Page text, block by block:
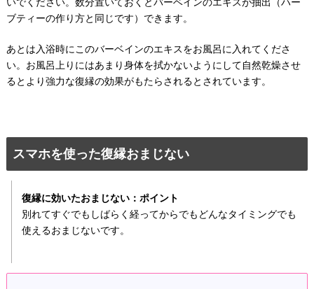
ブティーの作り方と同じです）できます。
あとは入浴時にこのバーベインのエキスをお風呂に入れてくださ
い。お風呂上りにはあまり身体を拭かないようにして自然乾燥させ
るとより強力な復縁の効果がもたらされるとされています。
スマホを使った復縁おまじない
復縁に効いたおまじない：ポイント
別れてすぐでもしばらく経ってからでもどんなタイミングでも
使えるおまじないです。